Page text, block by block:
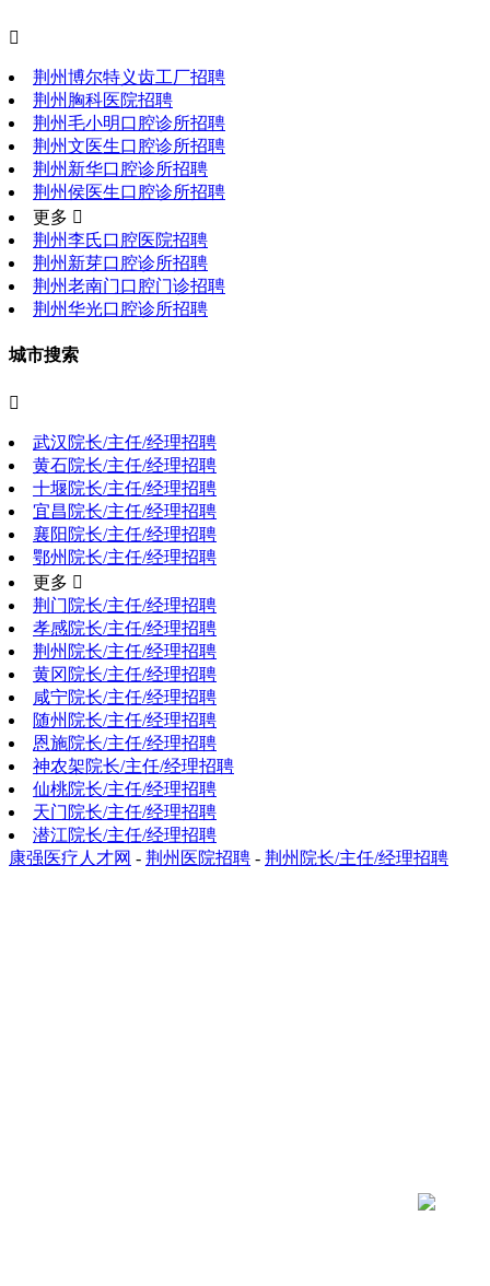

荆州博尔特义齿工厂招聘
荆州胸科医院招聘
荆州毛小明口腔诊所招聘
荆州文医生口腔诊所招聘
荆州新华口腔诊所招聘
荆州侯医生口腔诊所招聘
更多 
荆州李氏口腔医院招聘
荆州新芽口腔诊所招聘
荆州老南门口腔门诊招聘
荆州华光口腔诊所招聘
城市搜索

武汉院长/主任/经理招聘
黄石院长/主任/经理招聘
十堰院长/主任/经理招聘
宜昌院长/主任/经理招聘
襄阳院长/主任/经理招聘
鄂州院长/主任/经理招聘
更多 
荆门院长/主任/经理招聘
孝感院长/主任/经理招聘
荆州院长/主任/经理招聘
黄冈院长/主任/经理招聘
咸宁院长/主任/经理招聘
随州院长/主任/经理招聘
恩施院长/主任/经理招聘
神农架院长/主任/经理招聘
仙桃院长/主任/经理招聘
天门院长/主任/经理招聘
潜江院长/主任/经理招聘
康强医疗人才网 - 荆州医院招聘 - 荆州院长/主任/经理招聘